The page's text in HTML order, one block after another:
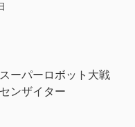
ーパーロボット大戦
ンザイター